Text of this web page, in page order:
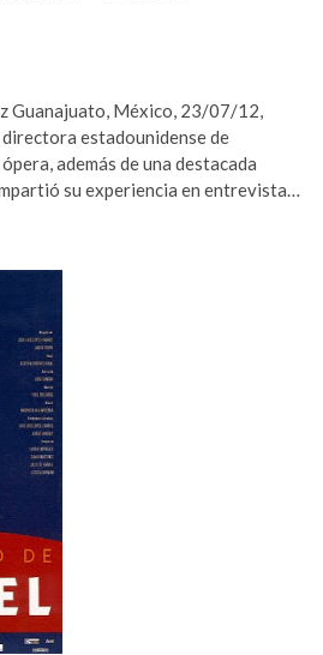
Guanajuato, México, 23/07/12,
estadounidense de
además de una destacada
su experiencia en entrevista…